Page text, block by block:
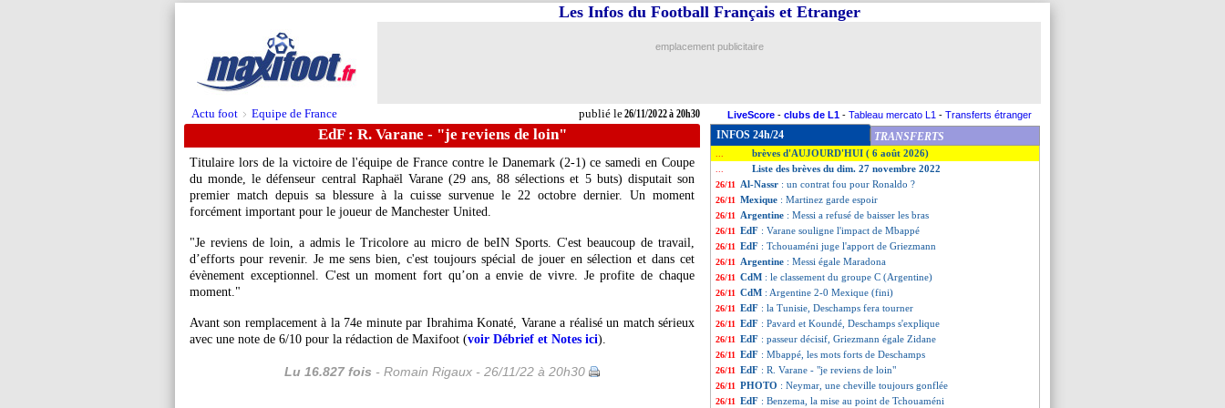
Actu foot > Equipe de France publié le26/11/2022 à 20h30
Les Infos du Football Français et Etranger
emplacement publicitaire
LiveScore - clubs de L1 - Tableau mercato L1 - Transferts étranger
EdF : R. Varane - "je reviens de loin"
Titulaire lors de la victoire de l'équipe de France contre le Danemark (2-1) ce samedi en Coupe
du monde, le défenseur central Raphaël Varane (29 ans, 88 sélections et 5 buts) disputait son
premier match depuis sa blessure à la cuisse survenue le 22 octobre dernier. Un moment
forcément important pour le joueur de Manchester United.
"Je reviens de loin, a admis le Tricolore au micro de beIN Sports. C'est beaucoup de travail,
d’efforts pour revenir. Je me sens bien, c'est toujours spécial de jouer en sélection et dans cet
évènement exceptionnel. C'est un moment fort qu’on a envie de vivre. Je profite de chaque
moment."
Avant son remplacement à la 74e minute par Ibrahima Konaté, Varane a réalisé un match sérieux
avec une note de 6/10 pour la rédaction de Maxifoot (voir Débrief et Notes ici).
Lu 16.827 fois - Romain Rigaux - 26/11/22 à 20h30
INFOS 24h/24 TRANSFERTS
brèves d'AUJOURD'HUI ( 6 août 2026)
Liste des brèves du dim. 27 novembre 2022
26/11 Al-Nassr : un contrat fou pour Ronaldo ?
26/11 Mexique : Martinez garde espoir
26/11 Argentine : Messi a refusé de baisser les bras
26/11 EdF : Varane souligne l'impact de Mbappé
26/11 EdF : Tchouaméni juge l'apport de Griezmann
26/11 Argentine : Messi égale Maradona
26/11 CdM : le classement du groupe C (Argentine)
26/11 CdM : Argentine 2-0 Mexique (fini)
26/11 EdF : la Tunisie, Deschamps fera tourner
26/11 EdF : Pavard et Koundé, Deschamps s'explique
26/11 EdF : passeur décisif, Griezmann égale Zidane
26/11 EdF : Mbappé, les mots forts de Deschamps
26/11 EdF : R. Varane - "je reviens de loin"
26/11 PHOTO : Neymar, une cheville toujours gonflée
26/11 EdF : Benzema, la mise au point de Tchouaméni